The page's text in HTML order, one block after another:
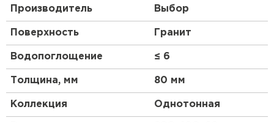
Производитель Выбор
Поверхность Гранит
Водопоглощение ≤ 6
Толщина, мм 80 мм
Коллекция Однотонная